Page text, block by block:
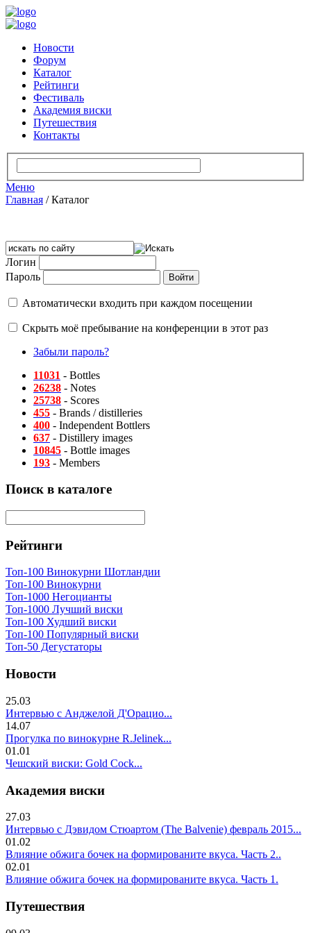
Новости
Форум
Каталог
Рейтинги
Фестиваль
Академия виски
Путешествия
Контакты
Меню
Главная /Каталог
Логин
Пароль
Автоматически входить при каждом посещении
Скрыть моё пребывание на конференции в этот раз
Забыли пароль?
11031 - Bottles
26238 - Notes
25738 - Scores
455 - Brands / distilleries
400 - Independent Bottlers
637 - Distillery images
10845 - Bottle images
193 - Members
Поиск в каталоге
Рейтинги
Топ-100 Винокурни Шотландии
Топ-100 Винокурни
Топ-1000 Негоцианты
Топ-1000 Лучший виски
Топ-100 Худший виски
Топ-100 Популярный виски
Топ-50 Дегустаторы
Новости
25.03
Интервью с Анджелой Д'Орацио...
14.07
Прогулка по винокурне R.Jelinek...
01.01
Чешский виски: Gold Cock...
Академия виски
27.03
Интервью с Дэвидом Стюартом (The Balvenie) февраль 2015...
01.02
Влияние обжига бочек на формированите вкуса. Часть 2..
02.01
Влияние обжига бочек на формированите вкуса. Часть 1.
Путешествия